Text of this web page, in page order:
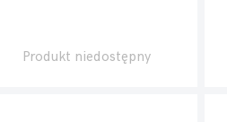
Produkt niedostępny